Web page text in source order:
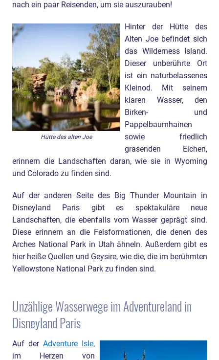
nach ein paar Reisenden, um sie auszurauben!
Hütte des alten Joe
Hinter der Hütte des
Alten Joe befindet sich
das Wilderness Island.
Dieser unberührte Ort
ist ein naturbelassenes
Kleinod. Mit seinem
klaren Wasser, den
Birken- und
Pappelbaumhainen
sowie friedlich
grasenden Elchen,
erinnern die Landschaften daran, wie sie in Wyoming
und Colorado zu finden sind.
Auf der anderen Seite des Big Thunder Mountain in
Disneyland Paris gibt es spektakuläre neue
Landschaften, die ebenfalls vom Wasser geprägt sind.
Diese erinnern an die Felsformationen, die denen des
Arches National Park in Utah ähneln. Außerdem gibt es
hier heiße Quellen und Geysire, wie die, die im berühmten
Yellowstone National Park zu finden sind.
Unzählige Wasserwege im Adventureland in
Disneyland Paris
Auf der Adventure Isle,
im Herzen von